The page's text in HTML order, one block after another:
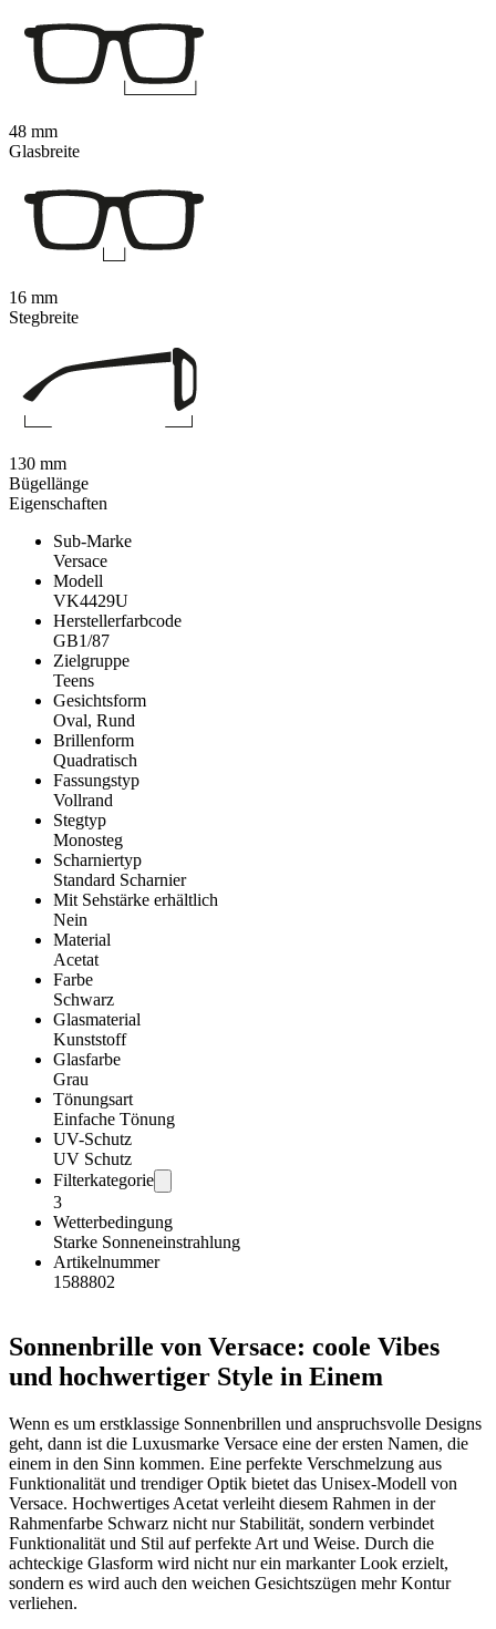
Eigenschaften
Sub-Marke
Versace
Modell
VK4429U
Herstellerfarbcode
GB1/87
Zielgruppe
Teens
Gesichtsform
Oval, Rund
Brillenform
Quadratisch
Fassungstyp
Vollrand
Stegtyp
Monosteg
Scharniertyp
Standard Scharnier
Mit Sehstärke erhältlich
Nein
Material
Acetat
Farbe
Schwarz
Glasmaterial
Kunststoff
Glasfarbe
Grau
Tönungsart
Einfache Tönung
UV-Schutz
UV Schutz
Filterkategorie
3
Wetterbedingung
Starke Sonneneinstrahlung
Artikelnummer
1588802
Sonnenbrille von Versace: coole Vibes
und hochwertiger Style in Einem
Wenn es um erstklassige Sonnenbrillen und anspruchsvolle Designs
geht, dann ist die Luxusmarke Versace eine der ersten Namen, die
einem in den Sinn kommen. Eine perfekte Verschmelzung aus
Funktionalität und trendiger Optik bietet das Unisex-Modell von
Versace. Hochwertiges Acetat verleiht diesem Rahmen in der
Rahmenfarbe Schwarz nicht nur Stabilität, sondern verbindet
Funktionalität und Stil auf perfekte Art und Weise. Durch die
achteckige Glasform wird nicht nur ein markanter Look erzielt,
sondern es wird auch den weichen Gesichtszügen mehr Kontur
verliehen.
48 mm
Glasbreite
16 mm
Stegbreite
130 mm
Bügellänge